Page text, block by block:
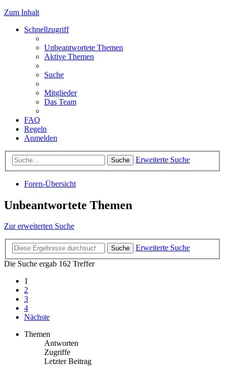
Zum Inhalt
Schnellzugriff
Unbeantwortete Themen
Aktive Themen
Suche
Mitglieder
Das Team
FAQ
Regeln
Anmelden
Suche Erweiterte Suche
Foren-Übersicht
Unbeantwortete Themen
Zur erweiterten Suche
Suche
Erweiterte Suche
Die Suche ergab 162 Treffer
1
2
3
4
Nächste
Themen
Antworten
Zugriffe
Letzter Beitrag